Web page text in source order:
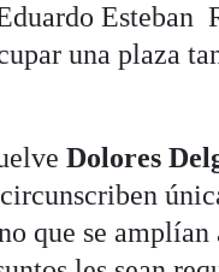
Esteban
una plaza
Dolores
que se